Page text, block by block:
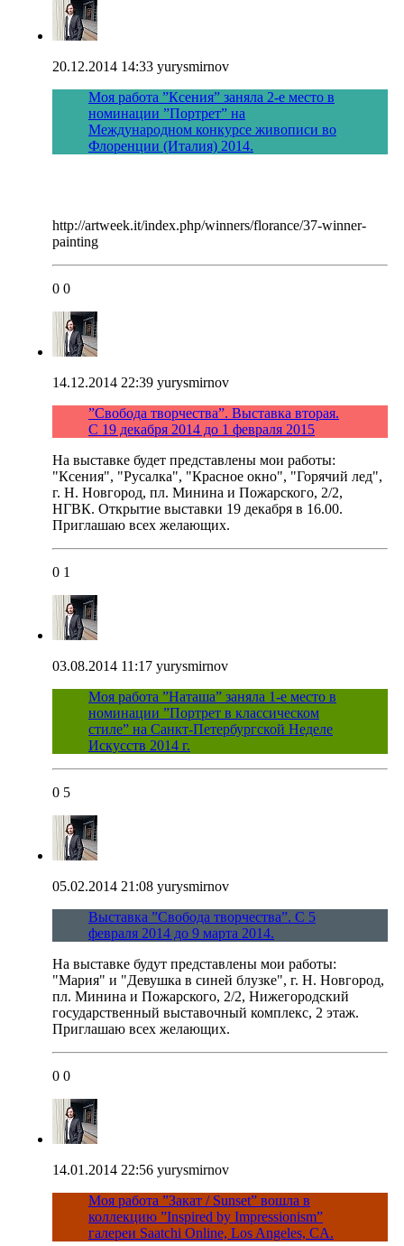
20.12.2014 14:33 yurysmirnov
Моя работа ”Ксения” заняла 2-е место в
номинации ”Портрет” на
Международном конкурсе живописи во
Флоренции (Италия) 2014.
http://artweek.it/index.php/winners/florance/37-winner-
painting
0 0
14.12.2014 22:39 yurysmirnov
”Свобода творчества”. Выставка вторая.
С 19 декабря 2014 до 1 февраля 2015
На выставке будет представлены мои работы:
"Ксения", "Русалка", "Красное окно", "Горячий лед",
г. Н. Новгород, пл. Минина и Пожарского, 2/2,
НГВК. Открытие выставки 19 декабря в 16.00.
Приглашаю всех желающих.
0 1
03.08.2014 11:17 yurysmirnov
Моя работа ”Наташа” заняла 1-е место в
номинации ”Портрет в классическом
стиле” на Санкт-Петербургской Неделе
Искусств 2014 г.
0 5
05.02.2014 21:08 yurysmirnov
Выставка ”Свобода творчества”. С 5
февраля 2014 до 9 марта 2014.
На выставке будут представлены мои работы:
"Мария" и "Девушка в синей блузке", г. Н. Новгород,
пл. Минина и Пожарского, 2/2, Нижегородский
государственный выставочный комплекс, 2 этаж.
Приглашаю всех желающих.
0 0
14.01.2014 22:56 yurysmirnov
Моя работа ”Закат / Sunset” вошла в
коллекцию ”Inspired by Impressionism”
галереи Saatchi Online, Los Angeles, CA.